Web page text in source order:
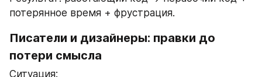
потерянное время + фрустрация.
Писатели и дизайнеры: правки до
потери смысла
Ситуация: